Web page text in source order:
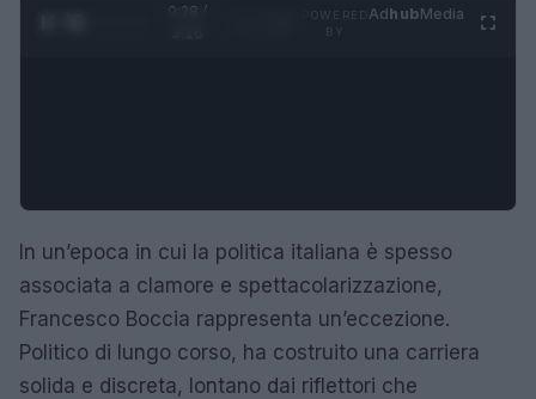
0:29 /
AdhubMedia
In un’epoca in cui la politica italiana è spesso
associata a clamore e spettacolarizzazione,
Francesco Boccia rappresenta un’eccezione.
Politico di lungo corso, ha costruito una carriera
solida e discreta, lontano dai riflettori che